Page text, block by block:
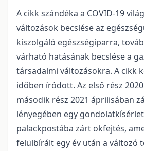
A cikk szándéka a COVID-19
változások becslése az
kiszolgáló egészségiparra,
várható hatásának becslése a
társadalmi változásokra. A cikk
időben íródott. Az első rész
második rész 2021 áprilisában
lényegében egy
palackpostába zárt okfejtés,
felülbírált egy év után a változó